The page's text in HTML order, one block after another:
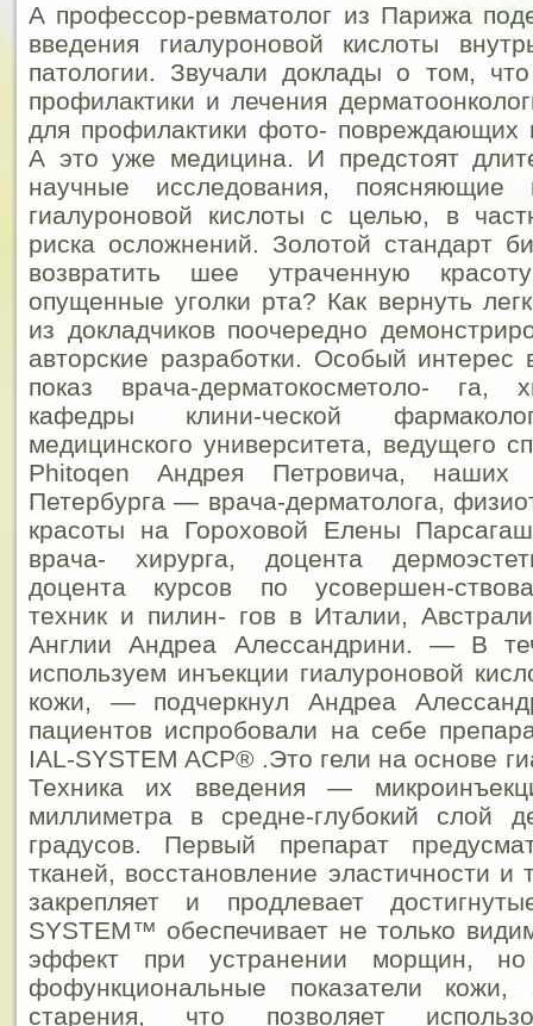
А профессор-ревматолог из Парижа
введения гиалуроновой кислоты
патологии. Звучали доклады о том,
профилактики и лечения
для профилактики фото- повреждающих
А это уже медицина. И предстоят
научные исследования, поясняющие
гиалуроновой кислоты с целью, в
риска осложнений. Золотой стандарт
возвратить шее утраченную
опущенные уголки рта? Как вернуть
из докладчиков поочередно
авторские разработки. Особый интерес
показ врача-дерматокосметоло- га,
кафедры клини-ческой
медицинского университета, ведущего
Phitoqen Андрея Петровича, наших
Петербурга — врача-дерматолога,
красоты на Гороховой Елены
врача- хирурга, доцента
доцента курсов по усовершен-
техник и пилин- гов в Италии,
Англии Андреа Алессандрини. — В
используем инъекции гиалуроновой
кожи, — подчеркнул Андреа
пациентов испробовали на себе
IAL-SYSTEM ACP® .Это гели на основе
Техника их введения —
миллиметра в средне-глубокий слой
градусов. Первый препарат
тканей, восстановление эластичности и
закрепляет и продлевает
SYSTEM™ обеспечивает не только
эффект при устранении морщин,
фофункциональные показатели кожи,
старения, что позволяет